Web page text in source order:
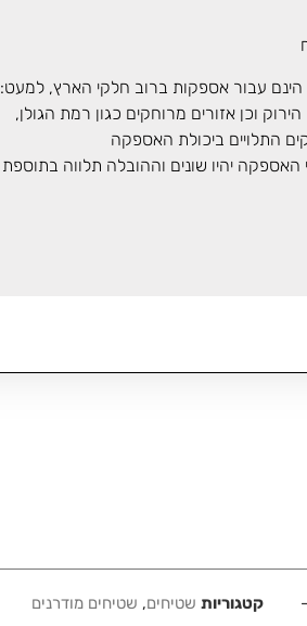
עבור אספקות ברוב חלקי הארץ, למעט:
וכן אזורים מרוחקים כגון רמת הגולן,
התלויים ביכולת האספקה
האספקה יהיו שונים וההובלה תלווה בתוספת
קטגוריות שטיחים, שטיחים מודרנים